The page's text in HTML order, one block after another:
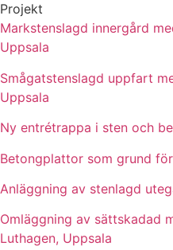
Projekt
Markstenslagd innergård
Uppsala
Smågatstenslagd uppfart
Uppsala
Ny entrétrappa i sten och
Betongplattor som grund
Anläggning av stenlagd
Omläggning av sättskadad
Luthagen, Uppsala